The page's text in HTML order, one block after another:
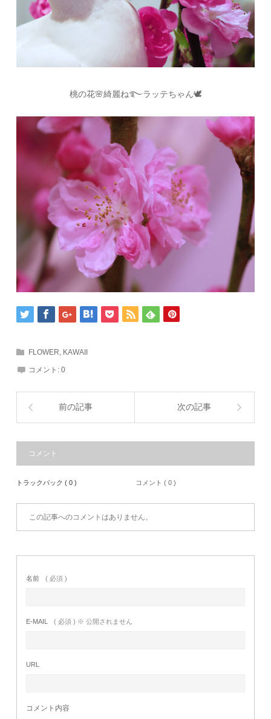
桃の花🌸綺麗ね࿐ラッテちゃん🕊
FLOWER KAWAII
コメント:0
前の記事 次の記事
コメント
トラックバック ( 0 ) コメント ( 0 )
この記事へのコメントはありません。
名前 ( 必須 )
E-MAIL ( 必須 ) ※ 公開されません
URL
コメント内容